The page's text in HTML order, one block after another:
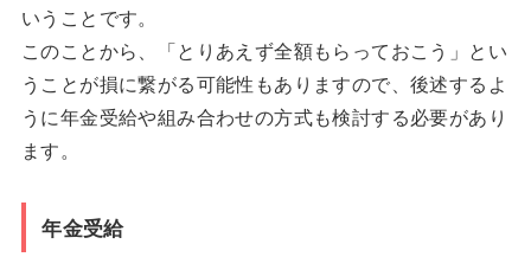
いうことです。
このことから、「とりあえず全額もらっておこう」とい
うことが損に繋がる可能性もありますので、後述するよ
うに年金受給や組み合わせの方式も検討する必要があり
ます。
年金受給